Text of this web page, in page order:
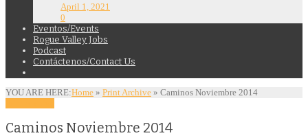
April 1, 2021
0
Eventos/Events
Rogue Valley Jobs
Podcast
Contáctenos/Contact Us
YOU ARE HERE:Home » Print Archive » Caminos Noviembre 2014
Caminos Noviembre 2014